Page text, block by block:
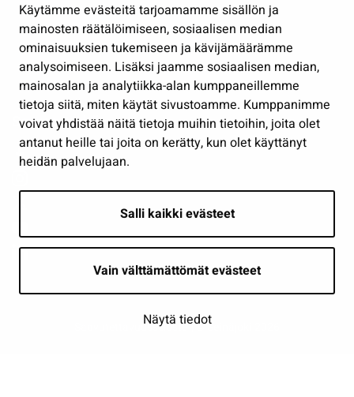
Käytämme evästeitä tarjoamamme sisällön ja
mainosten räätälöimiseen, sosiaalisen median
ominaisuuksien tukemiseen ja kävijämäärämme
analysoimiseen. Lisäksi jaamme sosiaalisen median,
mainosalan ja analytiikka-alan kumppaneillemme
tietoja siitä, miten käytät sivustoamme. Kumppanimme
voivat yhdistää näitä tietoja muihin tietoihin, joita olet
antanut heille tai joita on kerätty, kun olet käyttänyt
heidän palvelujaan.
Salli kaikki evästeet
Vain välttämättömät evästeet
Näytä tiedot
Työ ja yrittäminen
Osallistu ja asioi
Näytä omat evästeasetukseni
Seuraa meitä
Saavutettavuusseloste | © Seinäjoki 2026